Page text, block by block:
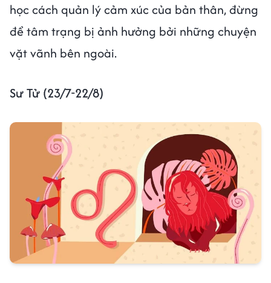
học cách quản lý cảm xúc của bản thân, đừng
để tâm trạng bị ảnh hưởng bởi những chuyện
vặt vãnh bên ngoài.
Sư Tử (23/7-22/8)